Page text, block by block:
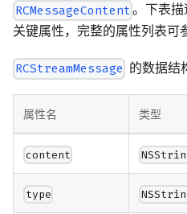
RCMessageContent。下表描
关键属性，完整的属性列表可
RCStreamMessage 的数据结
属性名 类型
content
type